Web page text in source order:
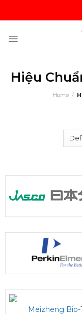
content
Hiệu
Home /